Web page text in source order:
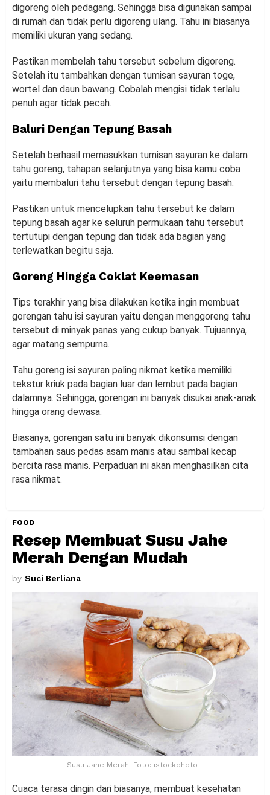
digoreng oleh pedagang. Sehingga bisa digunakan sampai
di rumah dan tidak perlu digoreng ulang. Tahu ini biasanya
memiliki ukuran yang sedang.
Pastikan membelah tahu tersebut sebelum digoreng.
Setelah itu tambahkan dengan tumisan sayuran toge,
wortel dan daun bawang. Cobalah mengisi tidak terlalu
penuh agar tidak pecah.
Baluri Dengan Tepung Basah
Setelah berhasil memasukkan tumisan sayuran ke dalam
tahu goreng, tahapan selanjutnya yang bisa kamu coba
yaitu membaluri tahu tersebut dengan tepung basah.
Pastikan untuk mencelupkan tahu tersebut ke dalam
tepung basah agar ke seluruh permukaan tahu tersebut
tertutupi dengan tepung dan tidak ada bagian yang
terlewatkan begitu saja.
Goreng Hingga Coklat Keemasan
Tips terakhir yang bisa dilakukan ketika ingin membuat
gorengan tahu isi sayuran yaitu dengan menggoreng tahu
tersebut di minyak panas yang cukup banyak. Tujuannya,
agar matang sempurna.
Tahu goreng isi sayuran paling nikmat ketika memiliki
tekstur kriuk pada bagian luar dan lembut pada bagian
dalamnya. Sehingga, gorengan ini banyak disukai anak-anak
hingga orang dewasa.
Biasanya, gorengan satu ini banyak dikonsumsi dengan
tambahan saus pedas asam manis atau sambal kecap
bercita rasa manis. Perpaduan ini akan menghasilkan cita
rasa nikmat.
FOOD
Resep Membuat Susu Jahe
Merah Dengan Mudah
by Suci Berliana
Susu Jahe Merah. Foto: istockphoto
Cuaca terasa dingin dari biasanya, membuat kesehatan